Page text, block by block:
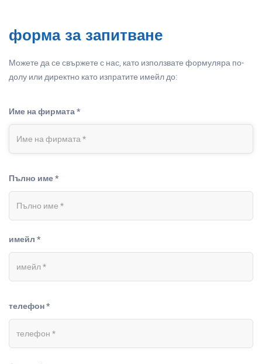
форма за запитване
Можете да се свържете с нас, като използвате формуляра по-
долу или директно като изпратите имейл до:
Име на фирмата *
Пълно име *
имейл *
телефон *